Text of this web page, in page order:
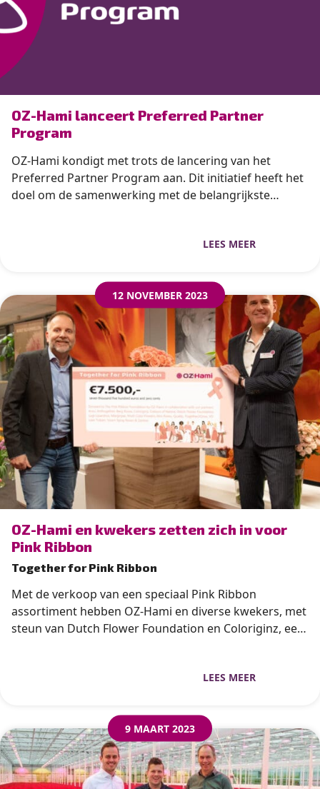
Program”>
OZ-Hami lanceert Preferred Partner
Program
OZ-Hami kondigt met trots de lancering van het
Preferred Partner Program aan. Dit initiatief heeft het
doel om de samenwerking met de belangrijkste
Programma belooft een nieuw tijdperk van
het streven naar een duurzame relatie met grote
voordelen voor beide partijen. Het programma biedt
de kwekers van OZ-Hami een voorkeurspositie op het
gebied van promotie, marketing, en strategische
inzichten. Door gezamenlijke kennis, ervaring en
expertise te benutten streven OZ-Hami en de
Preferred Partners naar wereldwijd succes. Als
Preferred Partner ontvang je o.a. jaarlijkse promotie
als Grower of the Week, maandelijkse verkoopdata,
uitnodigingen voor (exclusieve) evenementen, en
brede zichtbaarheid op kantoor, webshops, en social
media!
LEES MEER
Pink Ribbon”>
12 NOVEMBER 2023
OZ-Hami en kwekers zetten zich in voor
Pink Ribbon
Together for Pink Ribbon
Met de verkoop van een speciaal Pink Ribbon
assortiment hebben OZ-Hami en diverse kwekers, met
steun van Dutch Flower Foundation en Coloriginz, een
Nederland nog steeds ongeveer 3.000 mensen (99,2%
daarvan is vrouw) aan de gevolgen van borstkanker.
Dat zijn er elke dag ongeveer 9. Pink Ribbon haalt geld
op voor projecten en onderzoek om borstkanker te
voorkomen en om het beter te kunnen behandelen.
LEES MEER
9 MAART 2023